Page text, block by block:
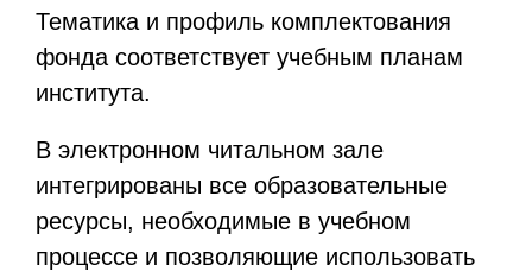
Тематика и профиль комплектования
фонда соответствует учебным планам
института.
В электронном читальном зале
интегрированы все образовательные
ресурсы, необходимые в учебном
процессе и позволяющие использовать